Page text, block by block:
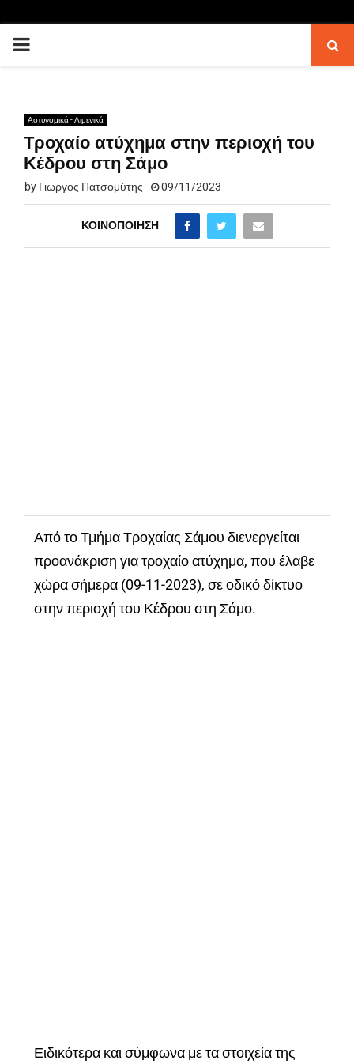
PRIMARY
Αστυνομικά - Λιμενικά
Τροχαίο ατύχημα στην περιοχή του
Κέδρου στη Σάμο
by Γιώργος Πατσομύτης 09/11/2023
ΚΟΙΝΟΠΟΊΗΣΗ
Από το Τμήμα Τροχαίας Σάμου διενεργείται
προανάκριση για τροχαίο ατύχημα, που έλαβε
χώρα σήμερα (09-11-2023), σε οδικό δίκτυο
στην περιοχή του Κέδρου στη Σάμο.
Ειδικότερα και σύμφωνα με τα στοιχεία της